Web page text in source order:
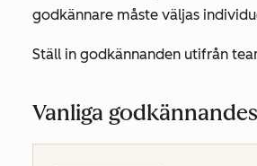
godkännare måste väljas
Ställ in godkännanden utifrån
Vanliga